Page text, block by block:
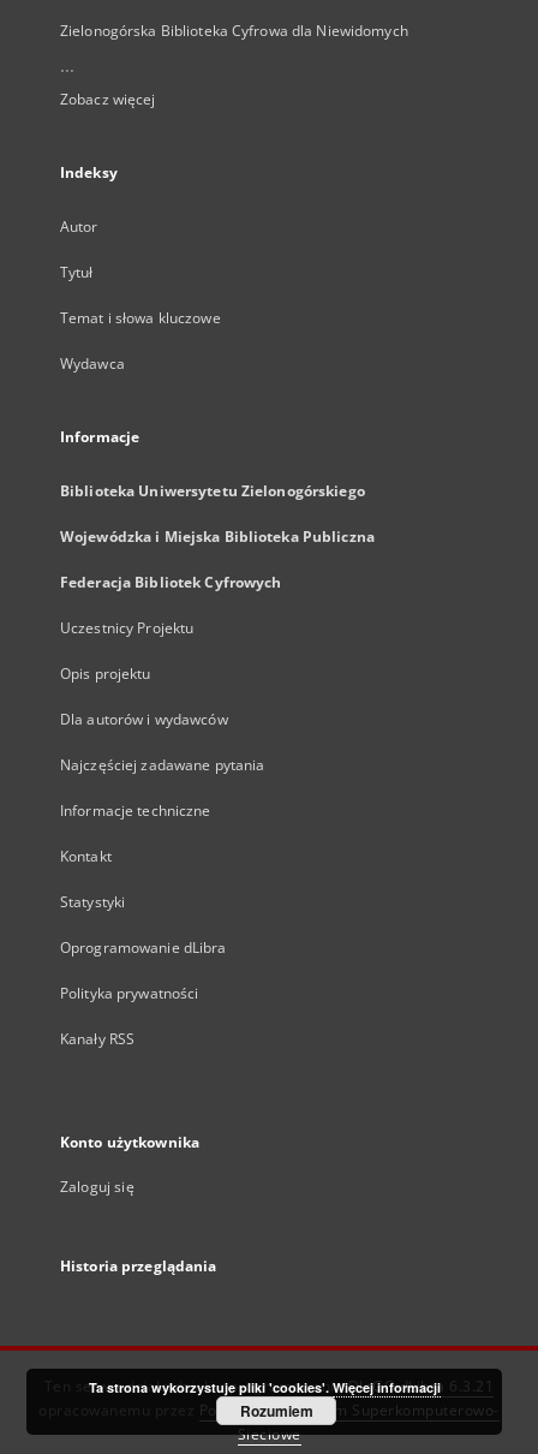
Zielonogórska Biblioteka Cyfrowa dla Niewidomych
...
Zobacz więcej
Indeksy
Autor
Tytuł
Temat i słowa kluczowe
Wydawca
Informacje
Biblioteka Uniwersytetu Zielonogórskiego
Wojewódzka i Miejska Biblioteka Publiczna
Federacja Bibliotek Cyfrowych
Uczestnicy Projektu
Opis projektu
Dla autorów i wydawców
Najczęściej zadawane pytania
Informacje techniczne
Kontakt
Statystyki
Oprogramowanie dLibra
Polityka prywatności
Kanały RSS
Konto użytkownika
Zaloguj się
Historia przeglądania
Ten serwis działa dzięki oprogramowaniuDInGO dLibra 6.3.21
Poznańskie Centrum Superkomputerowo-
Sieciowe
Ta strona wykorzystuje pliki 'cookies'. Więcej informacji
Rozumiem